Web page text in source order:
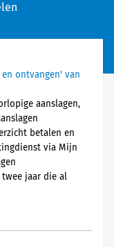
ontvangen' van
aanslagen,
betalen en
via Mijn
jaar die al